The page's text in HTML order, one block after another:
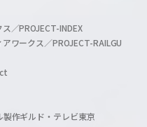
／PROJECT-INDEX
ワークス／PROJECT-RAILGU
作ギルド・テレビ東京